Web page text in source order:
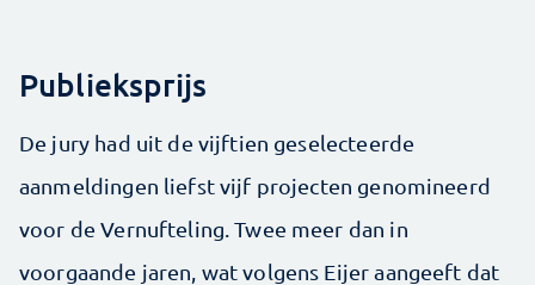
Publieksprijs
De jury had uit de vijftien geselecteerde
aanmeldingen liefst vijf projecten genomineerd
voor de Vernufteling. Twee meer dan in
voorgaande jaren, wat volgens Eijer aangeeft dat